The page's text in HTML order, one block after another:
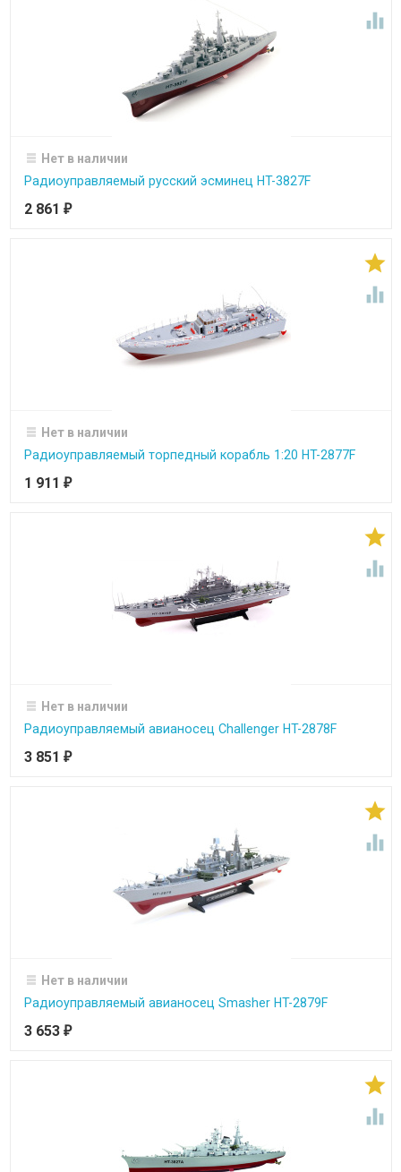

Нет в наличии
Радиоуправляемый русский эсминец HT-3827F
2 861 ₽


Нет в наличии
Радиоуправляемый торпедный корабль 1:20 HT-2877F
1 911 ₽


Нет в наличии
Радиоуправляемый авианосец Challenger HT-2878F
3 851 ₽


Нет в наличии
Радиоуправляемый авианосец Smasher HT-2879F
3 653 ₽

